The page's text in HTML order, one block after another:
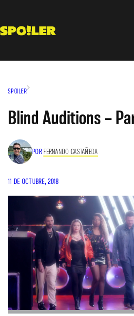
contenido
SPOILER
Blind Auditions –
POR FERNANDO CASTAÑEDA
11 DE OCTUBRE, 2018